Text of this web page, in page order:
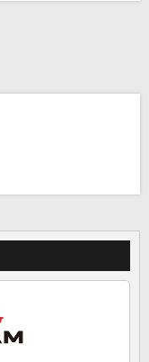
て
！
も！